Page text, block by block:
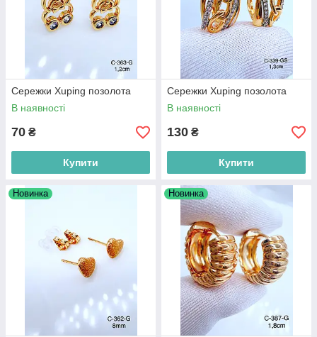
Сережки Xuping позолота
В наявності
70 ₴
Купити
Сережки Xuping позолота
В наявності
130 ₴
Купити
Новинка Новинка